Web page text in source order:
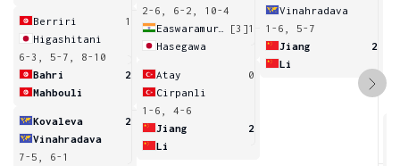
Berriri
1
Higashitani
6-3, 5-7, 8-10
Bahri
2
Mahbouli
Kovaleva
2
Vinahradava
7-5, 6-1
2-6, 6-2, 10-4
[3]1
Hasegawa
Atay
0
Cirpanli
1-6, 4-6
Jiang
2
Li
Vinahradava
1-6, 5-7
Jiang
2
Li